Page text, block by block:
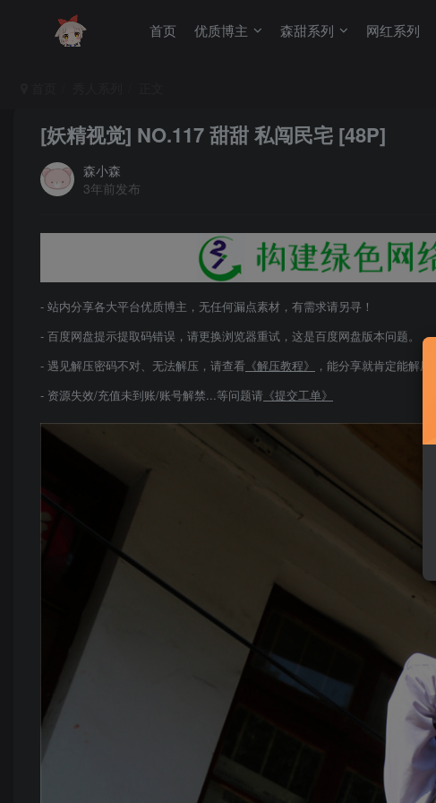
首页 优质博主 森甜系列 网红系列
[妖精视觉] NO.117 甜甜 私闯民宅 [48P]
森小森
3年前发布
- 站内分享各大平台优质博主，无任何漏点素材，有需求请另寻！
- 百度网盘提示提取码错误，请更换浏览器重试，这是百度网盘版本问题。
- 遇见解压密码不对、无法解压，请查看 《解压教程》
，能分享就肯定能解压！
- 资源失效/充值未到账/账号解禁...等问题请 《提交工单》